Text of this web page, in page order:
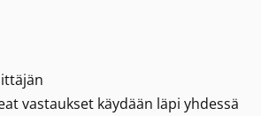
vastaukset käydään läpi yhdessä